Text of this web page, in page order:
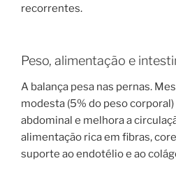
recorrentes.
Peso, alimentação e
A balança pesa nas pernas.
modesta (5% do peso
abdominal e melhora a
alimentação rica em fibras,
suporte ao endotélio e ao